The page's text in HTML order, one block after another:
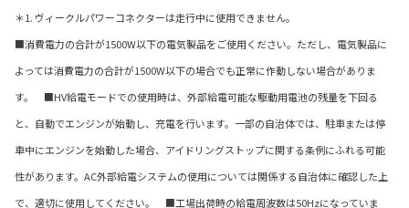
＊1. ヴィークルパワーコネクターは走行中に使用できません。
■消費電力の合計が1500W以下の電気製品をご使用ください。ただし、電気製品に
よっては消費電力の合計が1500W以下の場合でも正常に作動しない場合がありま
す。 ■HV給電モードでの使用時は、外部給電可能な駆動用電池の残量を下回る
と、自動でエンジンが始動し、充電を行います。一部の自治体では、駐車または停
車中にエンジンを始動した場合、アイドリングストップに関する条例にふれる可能
性があります。AC外部給電システムの使用については関係する自治体に確認した上
で、適切に使用してください。 ■工場出荷時の給電周波数は50Hzになっていま